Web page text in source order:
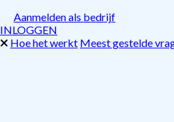
Aanmelden als bedrijf
INLOGGEN
Hoe het werkt Meest gestelde